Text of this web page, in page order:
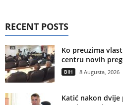
RECENT POSTS
Ko preuzima
centru novih
BIH 8 Augusta, 2026
Katić nakon